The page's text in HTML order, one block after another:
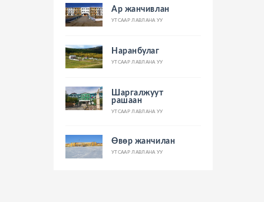
Ар жанчивлан
УТСААР ЛАВЛАНА УУ
Наранбулаг
УТСААР ЛАВЛАНА УУ
Шаргалжуут
рашаан
УТСААР ЛАВЛАНА УУ
Өвөр жанчилан
УТСААР ЛАВЛАНА УУ